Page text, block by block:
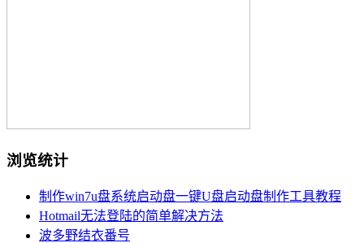
浏览统计
制作win7u盘系统启动盘一键U盘启动盘制作工具教程
Hotmail无法登陆的简单解决方法
波多野结衣番号